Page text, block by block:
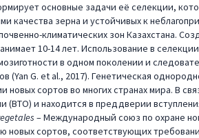
основные задачи её селекции,
качества зерна и устойчивых к
климатических зон Казахстана.
10-14 лет. Использование в
в одном поколении и
(Yan G. et al., 2017). Генетическая
новых сортов во многих странах мира. В
(ВТО) и находится в преддверии
– Международный союз по охране
новых сортов, соответствующих